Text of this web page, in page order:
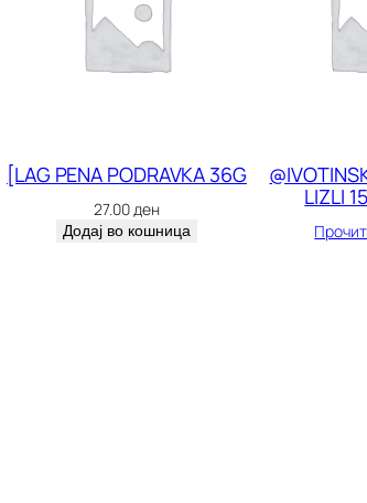
[LAG PENA PODRAVKA 36G
27.00 ден
Додај во кошница
LIZLI